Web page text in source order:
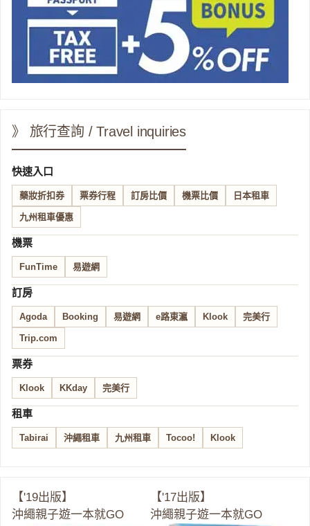
》 旅行查詢 / Travel inquiries
快速入口
藥妝折扣券 票券行程 訂房比價 機票比價 日本租車
九州租車優惠
機票
FunTime 易遊網
訂房
Agoda Booking 易遊網 e路東瀛 Klook 完美行
Trip.com
票券
Klook KKday 完美行
租車
Tabirai 沖繩租車 九州租車 Tocoo! Klook
【'19出版】
沖繩親子遊一本就GO
【'17出版】
沖繩親子遊一本就GO